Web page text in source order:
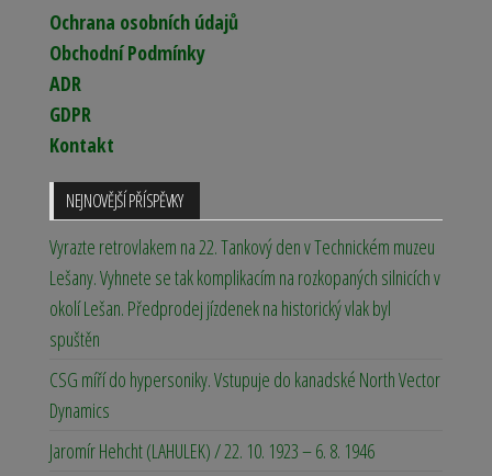
Ochrana osobních údajů
Obchodní Podmínky
ADR
GDPR
Kontakt
NEJNOVĚJŠÍ PŘÍSPĚVKY
Vyrazte retrovlakem na 22. Tankový den v Technickém muzeu
Lešany. Vyhnete se tak komplikacím na rozkopaných silnicích v
okolí Lešan. Předprodej jízdenek na historický vlak byl
spuštěn
CSG míří do hypersoniky. Vstupuje do kanadské North Vector
Dynamics
Jaromír Hehcht (LAHULEK) / 22. 10. 1923 – 6. 8. 1946